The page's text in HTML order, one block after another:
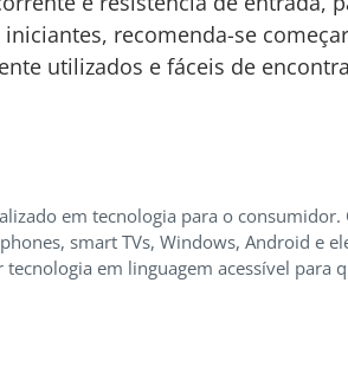
recomenda-se
utilizados e fáceis de
em tecnologia para o
smart TVs, Windows, Android e
em linguagem acessível para